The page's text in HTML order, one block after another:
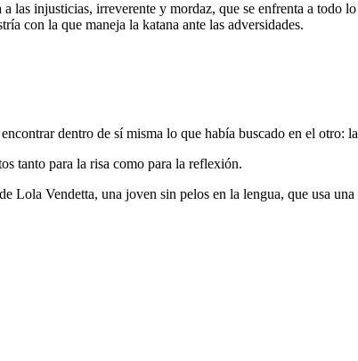
injusticias, irreverente y mordaz, que se enfrenta a todo
con la que maneja la katana ante las adversidades.
dentro de sí misma lo que había buscado en el otro:
tanto para la risa como para la reflexión.
Vendetta, una joven sin pelos en la lengua, que usa